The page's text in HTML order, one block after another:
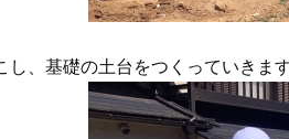
し、基礎の土台をつくっていきま